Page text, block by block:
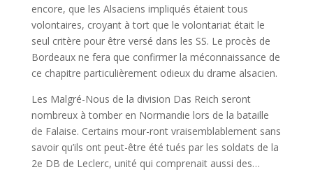
encore, que les Alsaciens impliqués étaient tous
volontaires, croyant à tort que le volontariat était le
seul critère pour être versé dans les SS. Le procès de
Bordeaux ne fera que confirmer la méconnaissance de
ce chapitre particulièrement odieux du drame alsacien.
Les Malgré-Nous de la division Das Reich seront
nombreux à tomber en Normandie lors de la bataille
de Falaise. Certains mour-ront vraisemblablement sans
savoir qu’ils ont peut-être été tués par les soldats de la
2e DB de Leclerc, unité qui comprenait aussi des…